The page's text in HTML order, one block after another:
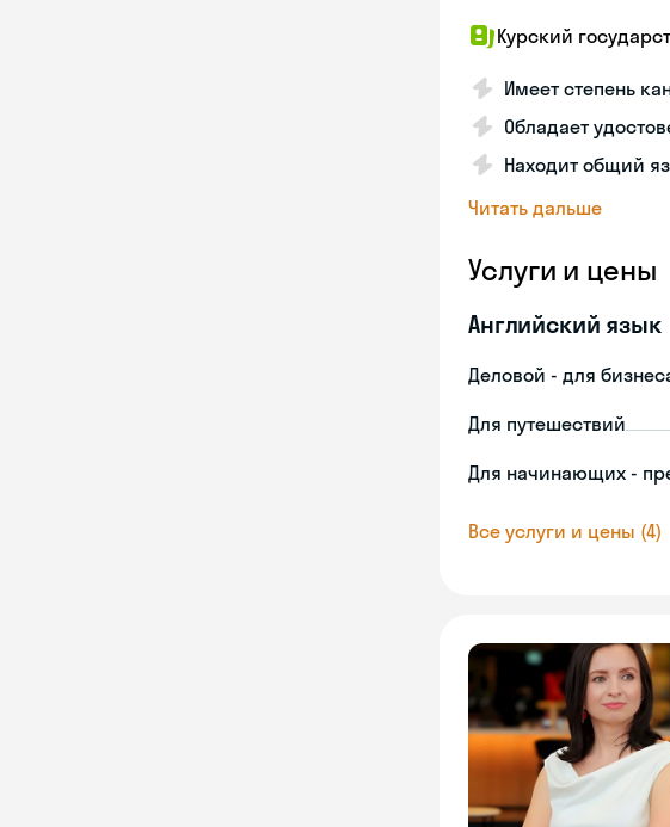
Курский
Имеет степень
Обладает
Находит общий
Читать дальше
Услуги и цены
Английский язык
Деловой - для
Для путешествий
Для начинающих -
Все услуги и цены (4)